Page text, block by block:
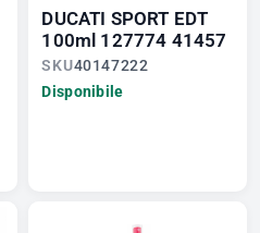
DUCATI SPORT EDT
100ml 127774 41457
SKU40147222
Disponibile